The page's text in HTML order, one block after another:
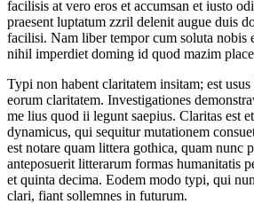
facilisis at vero eros et accumsan et iusto
praesent luptatum zzril delenit augue duis
facilisi. Nam liber tempor cum soluta nobis
nihil imperdiet doming id quod mazim
Typi non habent claritatem insitam; est
eorum claritatem. Investigationes
me lius quod ii legunt saepius. Claritas est
dynamicus, qui sequitur mutationem
est notare quam littera gothica, quam nunc
anteposuerit litterarum formas humanitatis
et quinta decima. Eodem modo typi, qui
clari, fiant sollemnes in futurum.